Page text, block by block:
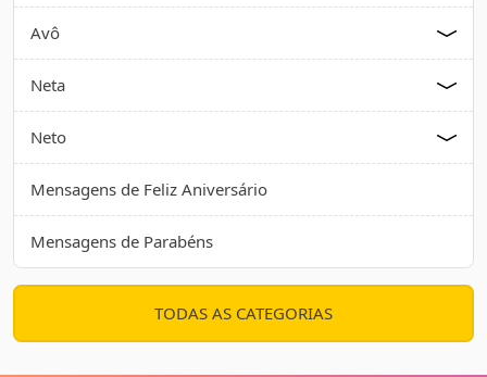
Avô
Neta
Neto
Mensagens de Feliz Aniversário
Mensagens de Parabéns
TODAS AS CATEGORIAS